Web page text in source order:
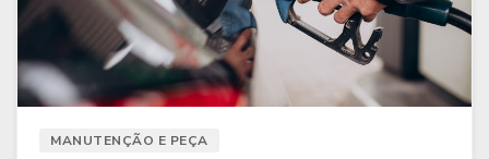
MANUTENÇÃO E PEÇA